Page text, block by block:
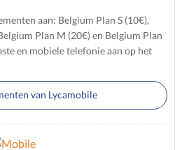
aan: Belgium Plan S (10€),
Plan M (20€) en Belgium Plan
en mobiele telefonie aan op het
van Lycamobile